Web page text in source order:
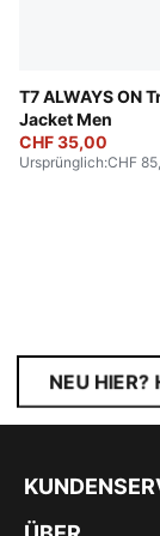
T7 ALWAYS ON
Jacket Men
CHF 35,00
Ursprünglich:CHF
NEU HIER?